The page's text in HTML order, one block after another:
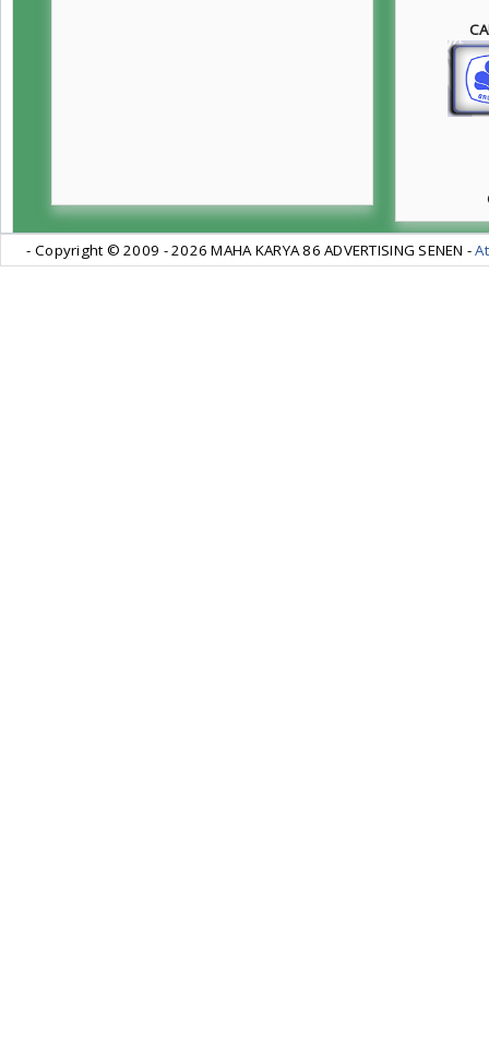
- Copyright © 2009 -2026 MAHA KARYA 86 ADVERTISING SENEN -